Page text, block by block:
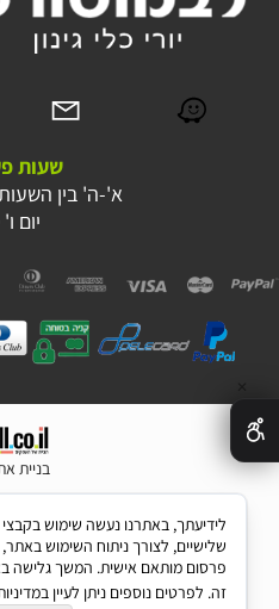
שעות
א'-ה' בין השעות 16:30 -
יום
בניית
שלישיים, לצורך ניתוח השימוש באתר,
פרסום מותאם אישית. המשך גלישה
זה. לפרטים נוספים ניתן לעיין